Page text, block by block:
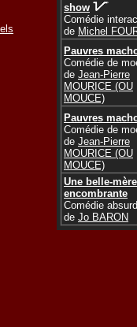
show
Comédie
de Michel
Pauvres
Comédie de
de Jean-Pierre
MOURICE (OU
MOUCE)
Pauvres
Comédie de
de Jean-Pierre
MOURICE (OU
MOUCE)
Une belle-mère
encombrante
Comédie
de Jo BARON